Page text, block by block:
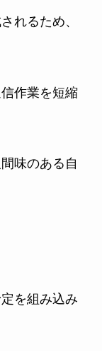
れるため、
作業を短縮
味のある自
を組み込み